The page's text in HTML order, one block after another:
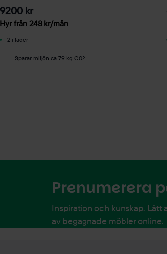
9200 kr
Hyr från 248 kr/mån
2 i lager
Sparar miljön ca 79 kg C02
Prenumerera
Inspiration och kunskap. Lätt
av begagnade möbler online.